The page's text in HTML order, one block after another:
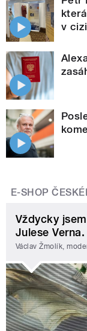
v
E-SHOP
Vždycky
Julese
Václav Žmolík,